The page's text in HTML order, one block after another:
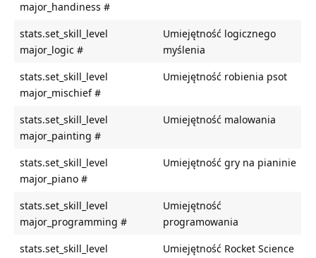
major_handiness #
stats.set_skill_level
major_logic #
Umiejętność logicznego
myślenia
stats.set_skill_level
major_mischief #
Umiejętność robienia psot
stats.set_skill_level
major_painting #
Umiejętność malowania
stats.set_skill_level
major_piano #
Umiejętność gry na pianinie
stats.set_skill_level
major_programming #
Umiejętność
programowania
stats.set_skill_level
Umiejętność Rocket Science